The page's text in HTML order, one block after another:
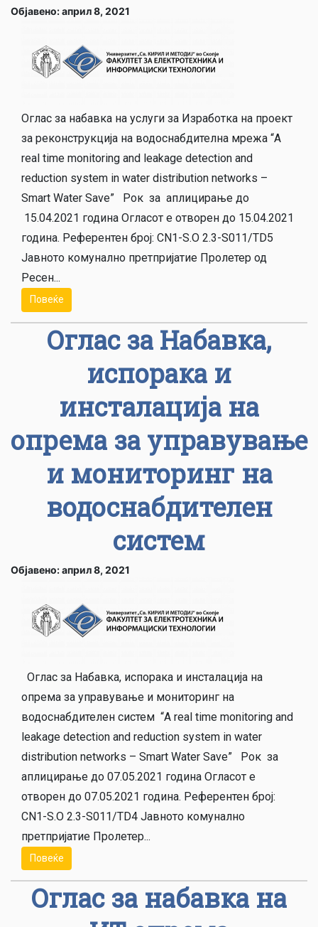
Објавено: април 8, 2021
Оглас за набавка на услуги за Изработка на проект
за реконструкција на водоснабдителна мрежа “A
real time monitoring and leakage detection and
reduction system in water distribution networks –
Smart Water Save” Рок за аплицирање до
15.04.2021 година Огласот е отворен до 15.04.2021
година. Референтен број: CN1-S.O 2.3-S011/TD5
Јавното комунално претпријатие Пролетер од
Ресен...
Повеќе
Оглас за Набавка,
испорака и
инсталација на
опрема за управување
и мониторинг на
водоснабдителен
систем
Објавено: април 8, 2021
Оглас за Набавка, испорака и инсталација на
опрема за управување и мониторинг на
водоснабдителен систем “A real time monitoring and
leakage detection and reduction system in water
distribution networks – Smart Water Save” Рок за
аплицирање до 07.05.2021 година Огласот е
отворен до 07.05.2021 година. Референтен број:
CN1-S.O 2.3-S011/TD4 Јавното комунално
претпријатие Пролетер...
Повеќе
Оглас за набавка на